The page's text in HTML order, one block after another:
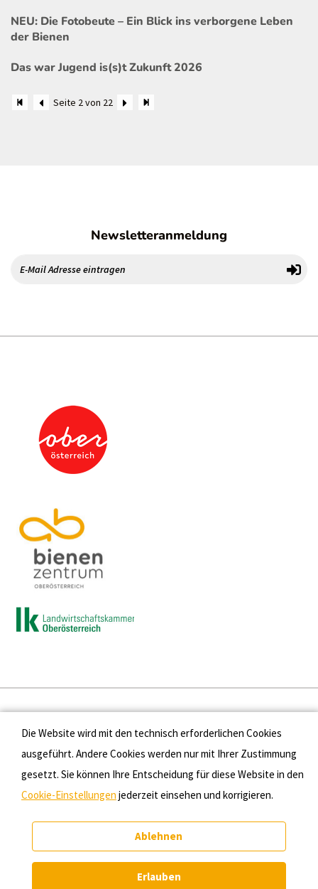
NEU: Die Fotobeute – Ein Blick ins verborgene Leben
der Bienen
Das war Jugend is(s)t Zukunft 2026
Seite 2 von 22
Newsletteranmeldung
Presse
Kontakt
Datenschutz
Cookie-Einstellungen
Die Website wird mit den technisch erforderlichen Cookies
ausgeführt. Andere Cookies werden nur mit Ihrer Zustimmung
gesetzt. Sie können Ihre Entscheidung für diese Website in den
Cookie-Einstellungen jederzeit einsehen und korrigieren.
Ablehnen
Erlauben